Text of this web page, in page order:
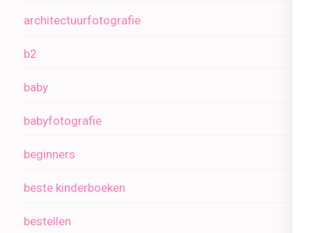
architectuurfotografie
b2
baby
babyfotografie
beginners
beste kinderboeken
bestellen